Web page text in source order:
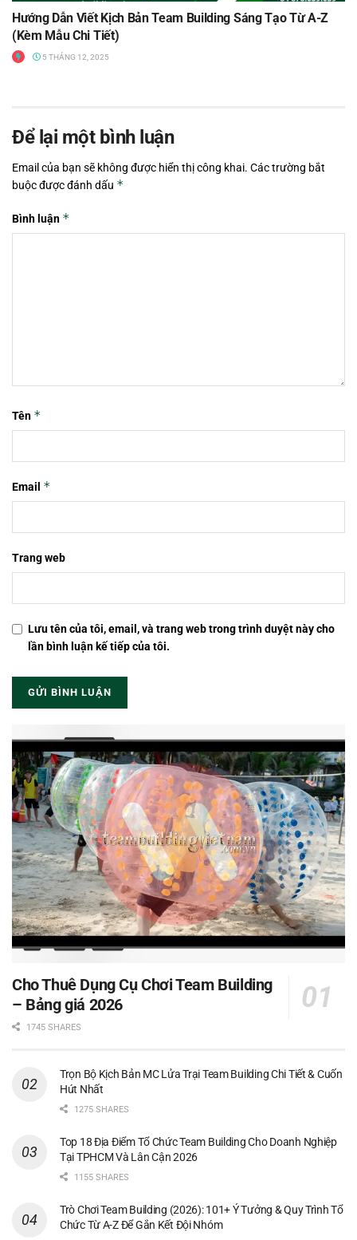
Hướng Dẫn Viết Kịch Bản Team Building Sáng Tạo Từ A-Z
(Kèm Mẫu Chi Tiết)
5 THÁNG 12, 2025
Để lại một bình luận
Email của bạn sẽ không được hiển thị công khai. Các trường bắt
buộc được đánh dấu *
Bình luận *
Tên *
Email *
Trang web
Lưu tên của tôi, email, và trang web trong trình duyệt này cho
lần bình luận kế tiếp của tôi.
Cho Thuê Dụng Cụ Chơi Team Building
– Bảng giá 2026
1745 SHARES
Trọn Bộ Kịch Bản MC Lửa Trại Team Building Chi Tiết & Cuốn
Hút Nhất
1275 SHARES
Top 18 Địa Điểm Tổ Chức Team Building Cho Doanh Nghiệp
Tại TPHCM Và Lân Cận 2026
1155 SHARES
Trò Chơi Team Building (2026): 101+ Ý Tưởng & Quy Trình Tổ
Chức Từ A-Z Để Gắn Kết Đội Nhóm